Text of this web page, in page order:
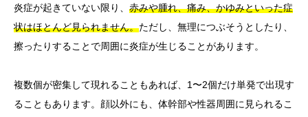
炎症が起きていない限り、 赤みや腫れ、痛み、かゆみといった症
状はほとんど見られません。ただし、無理につぶそうとしたり、
擦ったりすることで周囲に炎症が生じることがあります。
複数個が密集して現れることもあれば、1〜2個だけ単発で出現す
ることもあります。顔以外にも、体幹部や性器周囲に見られるこ